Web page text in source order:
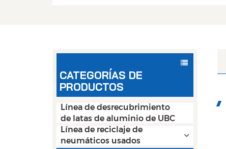
CATEGORÍAS DE
PRODUCTOS
Línea de desrecubrimiento
de latas de aluminio de UBC
Línea de reciclaje de
neumáticos usados